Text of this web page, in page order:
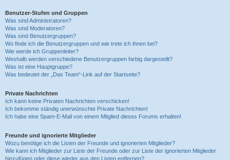
Benutzer-Stufen und Gruppen
Was sind Administratoren?
Was sind Moderatoren?
Was sind Benutzergruppen?
Wo finde ich die Benutzergruppen und wie trete ich ihnen bei?
Wie werde ich Gruppenleiter?
Weshalb werden verschiedene Benutzergruppen farbig dargestellt?
Was ist eine Hauptgruppe?
Was bedeutet der „Das Team“-Link auf der Startseite?
Private Nachrichten
Ich kann keine Privaten Nachrichten verschicken!
Ich bekomme ständig unerwünschte Private Nachrichten!
Ich habe eine Spam-E-Mail von einem Mitglied dieses Forums erhalten!
Freunde und ignorierte Mitglieder
Wozu benötige ich die Listen der Freunde und ignorierten Mitglieder?
Wie kann ich Mitglieder zur Liste der Freunde oder zur Liste der ignorierten Mitglieder
hinzufügen oder diese wieder aus den Listen entfernen?